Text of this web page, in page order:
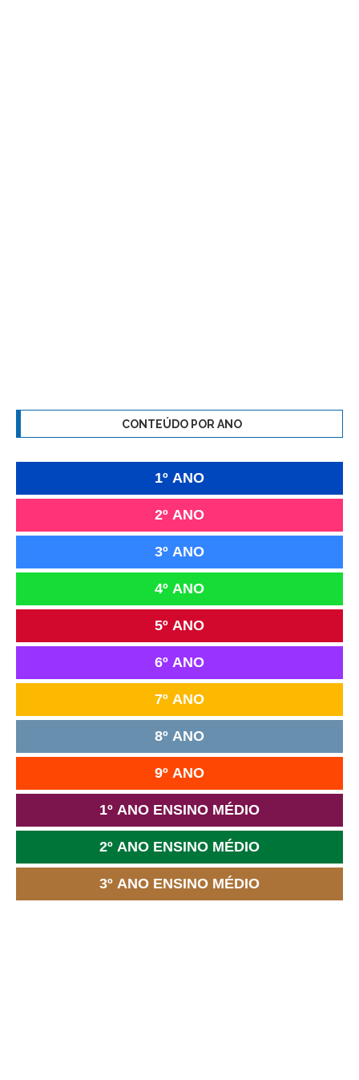
CONTEÚDO POR ANO
1º ANO
2º ANO
3º ANO
4º ANO
5º ANO
6º ANO
7º ANO
8º ANO
9º ANO
1º ANO ENSINO MÉDIO
2º ANO ENSINO MÉDIO
3º ANO ENSINO MÉDIO